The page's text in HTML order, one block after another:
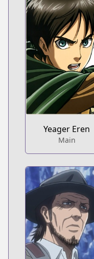
Yeager Eren
Main